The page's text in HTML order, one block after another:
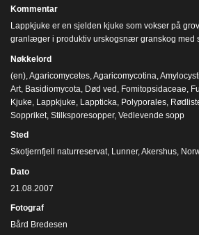
Kommentar
Lappkjuke er en sjelden kjuke som vokser på
granlæger i produktiv urskogsnær granskog med
Nøkkelord
(en) Agaricomycetes Agaricomycotina
Art Basidiomycota Død ved Fomitopsidaceae
Kjuke Lappkjuke Lappticka Polyporales
Soppriket Stilksporesopper, Vedlevende sopp
Sted
Skotjernfjell naturreservat, Lunner, Akershus,
Dato
21.08.2007
Fotograf
Bård Bredesen